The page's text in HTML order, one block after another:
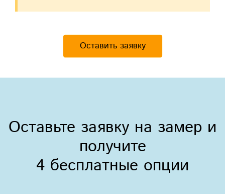
Оставить заявку
Оставьте заявку на замер и
получите
4 бесплатные опции